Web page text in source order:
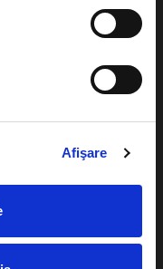
Afişare
bilete?
sau cash
acasa